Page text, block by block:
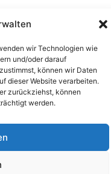
wir Technologien wie
und/oder darauf
können wir Daten
dieser Website verarbeiten.
zurückziehst, können
werden.